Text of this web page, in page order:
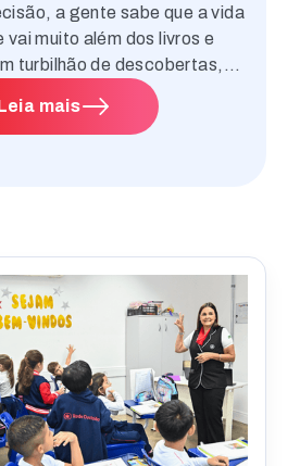
a gente sabe que a vida
vai muito além dos livros e
turbilhão de descobertas,
claro, alguns desafios. E,
da saúde mental dos nossos
sobre como a atividade física
aliada para o bem-
dos nossos alunos. Vamos
o movimento, o esporte e
ser ferramentas poderosas
o estresse e a ansiedade,
desenvolvimento integral e
feliz.
mais